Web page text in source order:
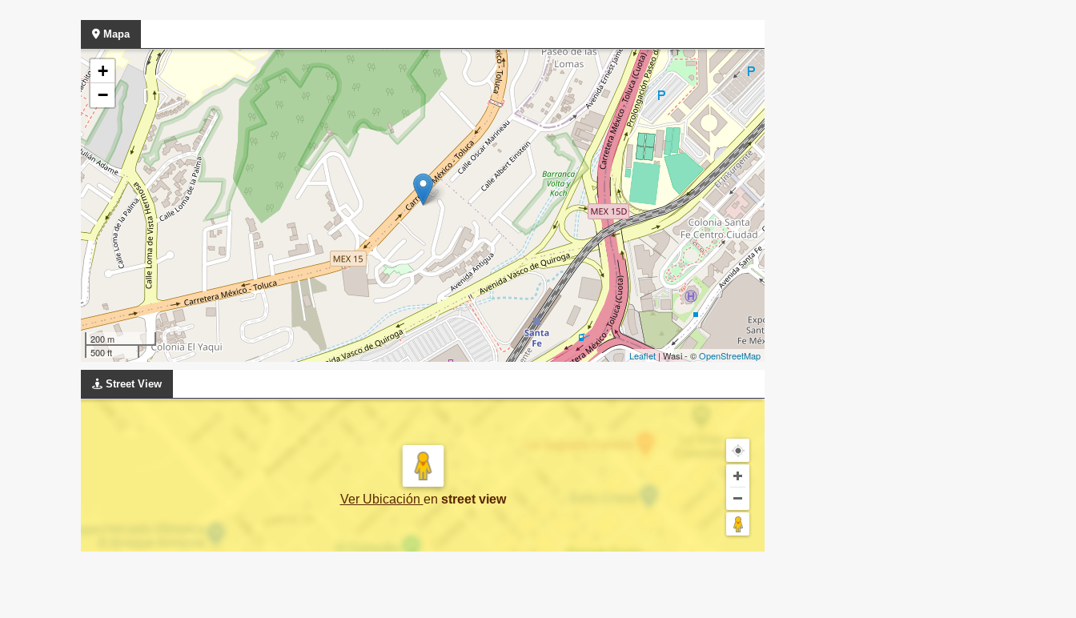
Mapa
+
−
200 m
500 ft
Leaflet| Wasi - ©OpenStreetMap
Street View
Ver Ubicación en street view